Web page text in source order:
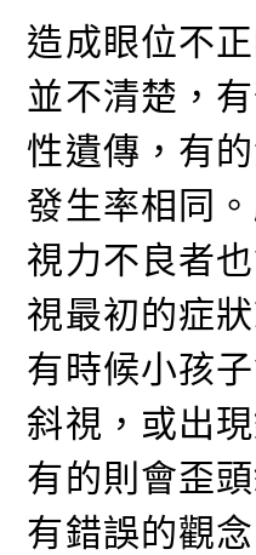
造成眼位不
並不清楚，
性遺傳，有
發生率相同
視力不良者
視最初的症
有時候小孩
斜視，或出
有的則會歪
有錯誤的觀